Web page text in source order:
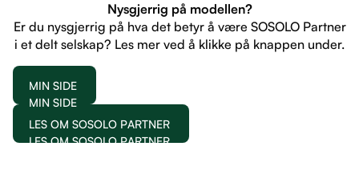
Nysgjerrig på modellen?
Er du nysgjerrig på hva det betyr å være SOSOLO Partner
i et delt selskap? Les mer ved å klikke på knappen under.
MIN SIDE
MIN SIDE
LES OM SOSOLO PARTNER
LES OM SOSOLO PARTNER